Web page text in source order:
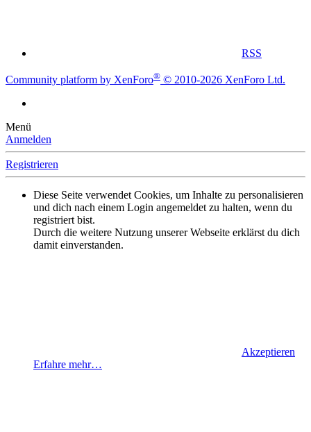
RSS
Community platform by XenForo® © 2010-2026 XenForo Ltd.
Menü
Anmelden
Registrieren
Diese Seite verwendet Cookies, um Inhalte zu personalisieren
und dich nach einem Login angemeldet zu halten, wenn du
registriert bist.
Durch die weitere Nutzung unserer Webseite erklärst du dich
damit einverstanden.
Akzeptieren
Erfahre mehr…